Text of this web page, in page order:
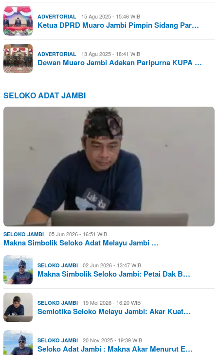
ADVERTORIAL 15 Agu 2025 - 15:46 WIB
Ketua DPRD Muaro Jambi Pimpin Sidang Par…
ADVERTORIAL 13 Agu 2025 - 18:41 WIB
Dewan Muaro Jambi Adakan Paripurna KUPA …
SELOKO ADAT JAMBI
SELOKO JAMBI 05 Jun 2026 - 16:51 WIB
Makna Simbolik Seloko Adat Melayu Jambi …
SELOKO JAMBI 02 Jun 2026 - 13:47 WIB
Makna Simbolik Seloko Jambi: Petai Dak B…
SELOKO JAMBI 19 Mei 2026 - 16:20 WIB
Semiotika Seloko Melayu Jambi: Akar Kuat…
SELOKO JAMBI 20 Nov 2025 - 19:39 WIB
Seloko Adat Jambi : Makna Akar Menurut E…